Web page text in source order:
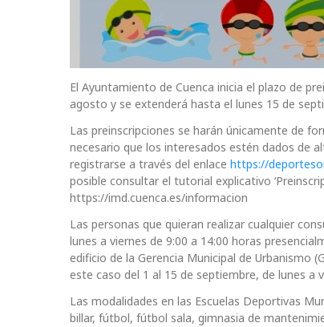
El Ayuntamiento de Cuenca inicia el plazo de
agosto y se extenderá hasta el lunes 15 de
Las preinscripciones se harán únicamente de
necesario que los interesados estén dados de
registrarse a través del enlace https://
posible consultar el tutorial explicativo
https://imd.cuenca.es/informacion
Las personas que quieran realizar cualquier
lunes a viernes de 9:00 a 14:00 horas
edificio de la Gerencia Municipal de Urbanismo
este caso del 1 al 15 de septiembre, de lunes a
Las modalidades en las Escuelas Deportivas
billar, fútbol, fútbol sala, gimnasia de